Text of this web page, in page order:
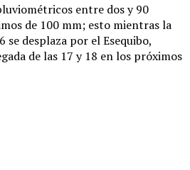
entre dos y 90
de 100 mm; esto mientras la
desplaza por el Esequibo,
de las 17 y 18 en los próximos